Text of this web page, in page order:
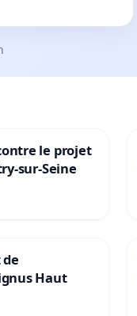
le projet
sur-Seine
Haut